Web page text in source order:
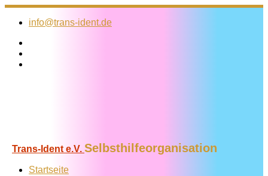
Zum
Inhalt
info@trans-ident.de
Trans-Ident e.V. Selbsthilfeorganisation
Startseite